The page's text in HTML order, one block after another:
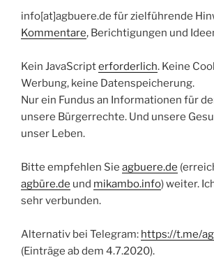
info[at]agbuere.de für zielführende
Kommentare, Berichtigungen und
Kein JavaScripterforderlich. Keine
Werbung, keine Datenspeicherung.
Nur ein Fundus an Informationen für
unsere Bürgerrechte. Und unsere
unser Leben.
Bitte empfehlen Sie agbuere.de
agbüre.de und mikambo.info) weiter.
sehr verbunden.
Alternativ bei Telegram: https://t.me/
(Einträge ab dem 4.7.2020).